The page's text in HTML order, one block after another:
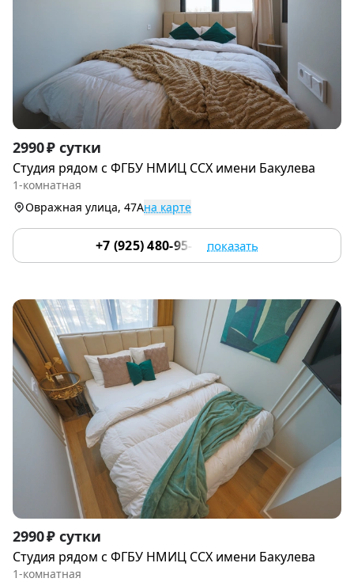
Item
1
of
9
2990 ₽ сутки
Cтудия рядoм с ФГБУ НМИЦ ССХ имени Бакулева
1-комнатная
Овражная улица, 47Ана карте
+7 (925) 480-95-17 показать
Item
1
of
2990 ₽ сутки
Студия рядoм с ФГБУ НМИЦ ССХ имени Бакулева
1-комнатная